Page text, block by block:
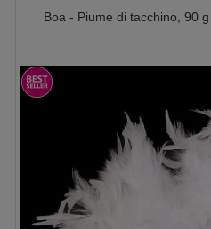
Boa - Piume di tacchino, 90